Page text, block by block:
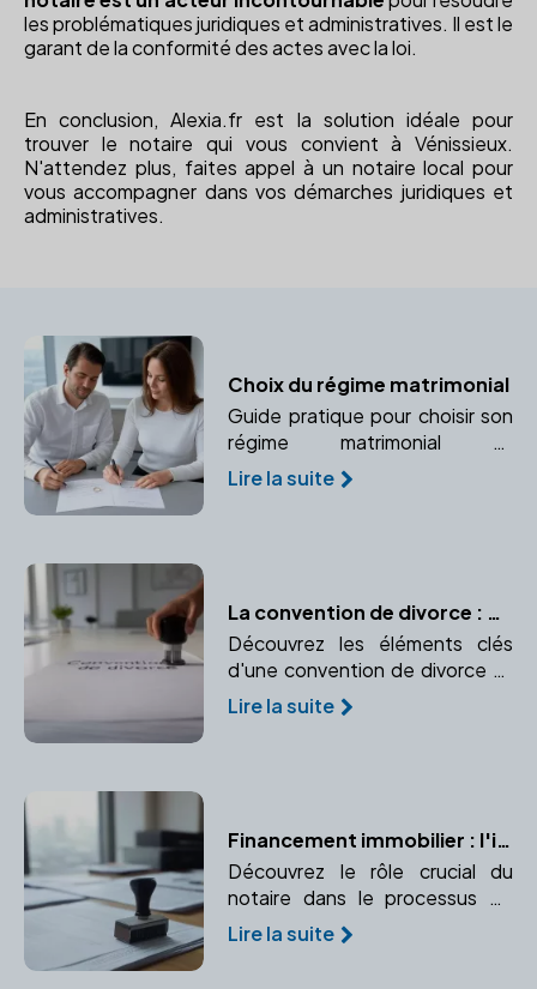
les problématiques juridiques et administratives. Il est le
garant de la conformité des actes avec la loi.
En conclusion, Alexia.fr est la solution idéale pour
trouver le notaire qui vous convient à Vénissieux.
N'attendez plus, faites appel à un notaire local pour
vous accompagner dans vos démarches juridiques et
administratives.
Choix du régime matrimonial
Guide pratique pour choisir son
régime matrimonial et
comprendre les implications
juridiques avec l'aide d'un
Lire la suite
La convention de divorce : Contenu et validation
Découvrez les éléments clés
d'une convention de divorce et
les étapes pour sa validation par
Lire la suite
Financement immobilier : l'importance du notaire
Découvrez le rôle crucial du
notaire dans le processus de
financement immobilier, de
l'authentification des actes de
Lire la suite